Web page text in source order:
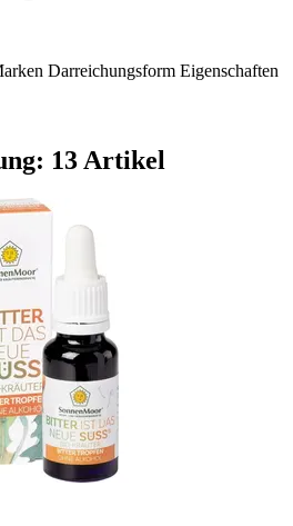
Darreichungsform Eigenschaften
13 Artikel